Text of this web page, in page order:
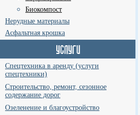
Биокомпост
Нерудные материалы
Асфальтная крошка
Спецтехника в аренду (услуги
спецтехники)
Строительство, ремонт, сезонное
содержание дорог
Озеленение и благоустройство